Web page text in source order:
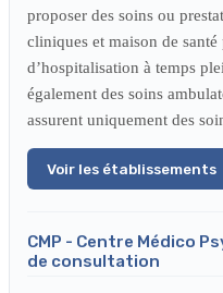
proposer des soins ou
cliniques et maison de
d’hospitalisation à temps
également des soins
assurent uniquement des
Voir les établissements
CMP - Centre Médico
de consultation